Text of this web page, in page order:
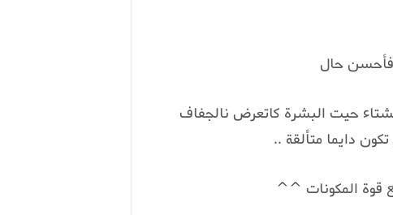
فأحسن حال
ففصل الشتاء حيت البشرة كاتعرض نالجفاف
تكون دايما متألقة ..
قوة المكونات ^^